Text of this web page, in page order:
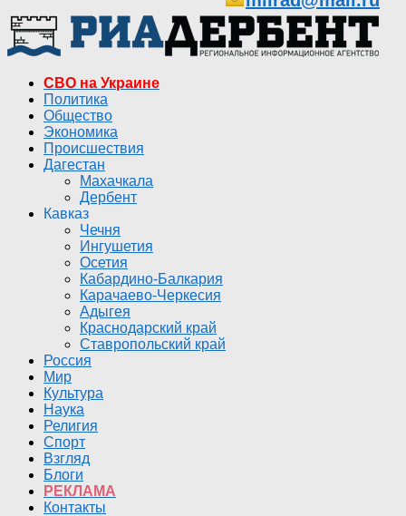
СВО на Украине
Политика
Общество
Экономика
Происшествия
Дагестан
Махачкала
Дербент
Кавказ
Чечня
Ингушетия
Осетия
Кабардино-Балкария
Карачаево-Черкесия
Адыгея
Краснодарский край
Ставропольский край
Россия
Мир
Культура
Наука
Религия
Спорт
Взгляд
Блоги
РЕКЛАМА
Контакты